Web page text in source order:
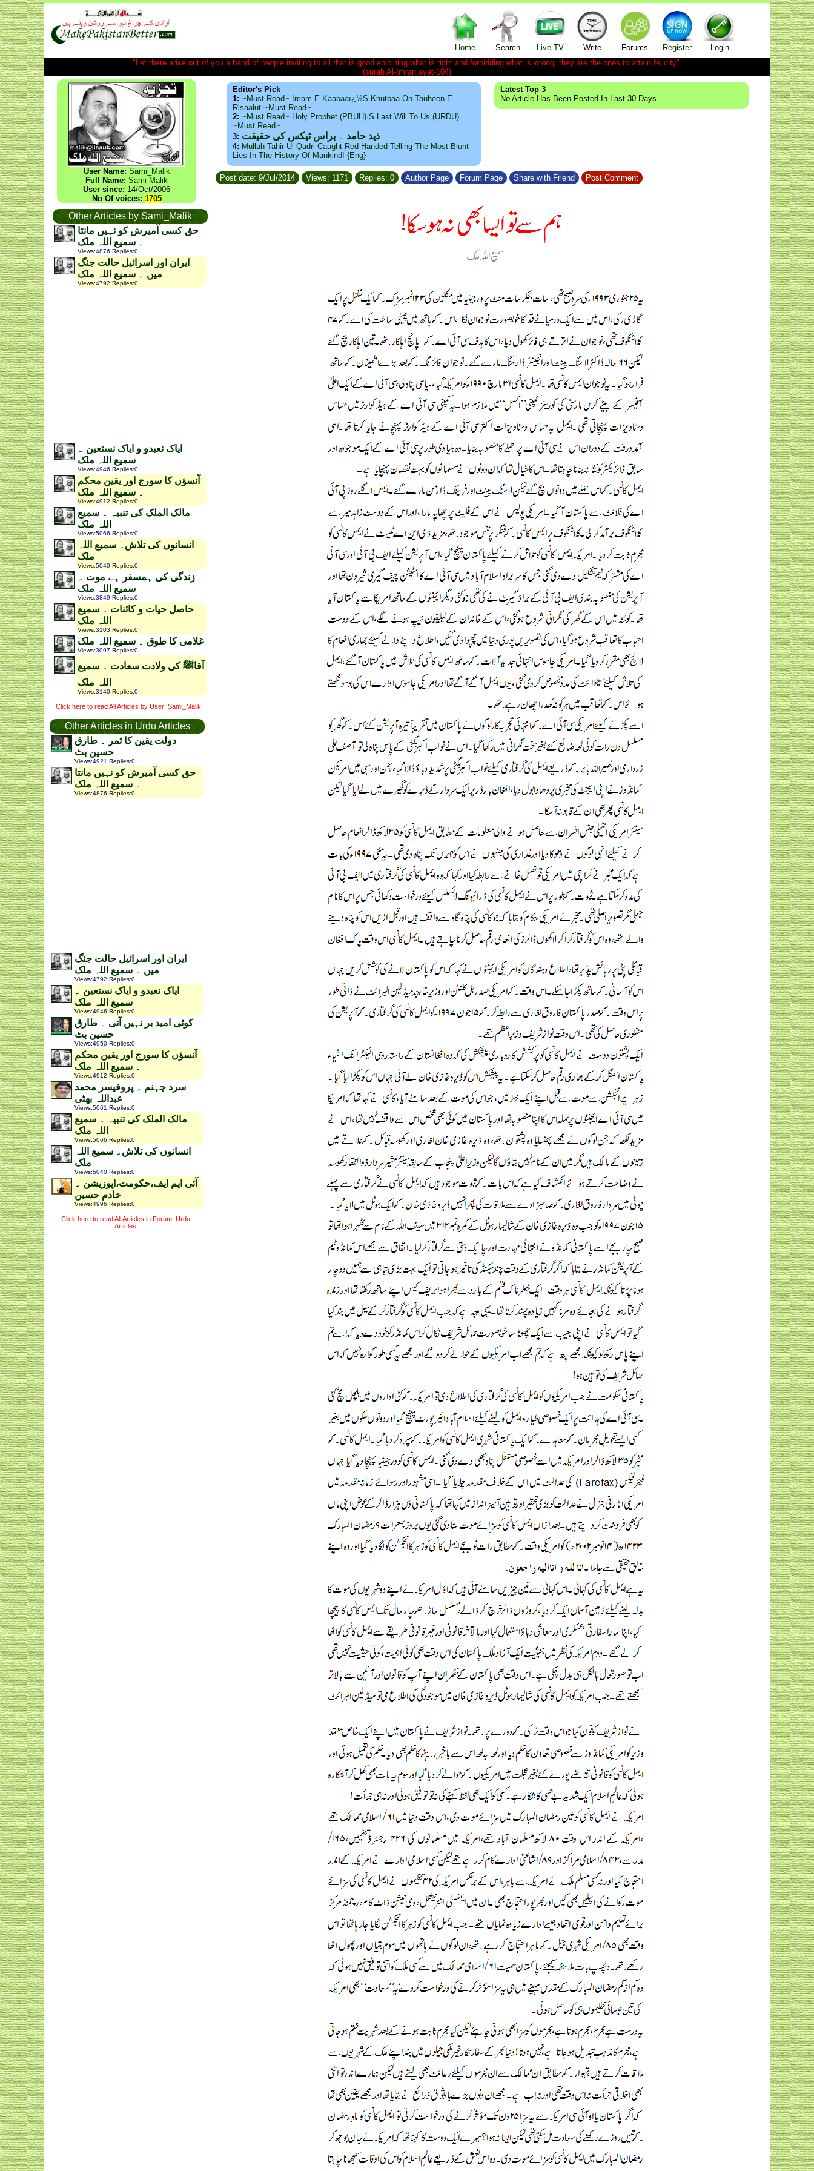
Home Search Live TV Write Forums Register
Login
"Let there arise out of you a band of people inviting to all that is good enjoining what is right and forbidding what is wrong; they are the ones to attain felicity".
(surah Al-Imran,ayat-104)
User Name: Sami_Malik
Full Name: Sami Malik
User since: 14/Oct/2006
No Of voices: 1705
Other Articles by Sami_Malik
حق کسی آمیرش کو نہیں مانتا
۔ سمیع اللہ ملک
Views:4876 Replies:0
ایران اور اسرائیل حالت جنگ
میں ۔ سمیع اللہ ملک
Views:4792 Replies:0
ایاک نعبدو و ایاک نستعین ۔
سمیع اللہ ملک
Views:4946 Replies:0
آنسؤں کا سورج اور یقین محکم
۔ سمیع اللہ ملک
Views:4912 Replies:0
مالک الملک کی تنبیہ ۔ سمیع
اللہ ملک
Views:5066 Replies:0
انسانوں کی تلاش۔ سمیع اللہ
ملک
Views:5040 Replies:0
زندگی کی ہمسفر ہے موت ۔
سمیع اللہ ملک
Views:3849 Replies:0
حاصل حیات و کائنات ۔ سمیع
اللہ ملک
Views:3103 Replies:0
غلامی کا طوق ۔ سمیع اللہ ملک
Views:3097 Replies:0
آقاﷺ کی ولادت سعادت ۔ سمیع
اللہ ملک
Views:3140 Replies:0
Click here to read All Articles by User: Sami_Malik
Other Articles in Urdu Articles
دولت یقین کا ثمر ۔ طارق
حسین بٹ
Views:4921 Replies:0
حق کسی آمیرش کو نہیں مانتا
۔ سمیع اللہ ملک
Views:4876 Replies:0
ایران اور اسرائیل حالت جنگ
میں ۔ سمیع اللہ ملک
Views:4792 Replies:0
ایاک نعبدو و ایاک نستعین ۔
سمیع اللہ ملک
Views:4946 Replies:0
کوئی امید بر نہیں آتی ۔ طارق
حسین بٹ
Views:4950 Replies:0
آنسؤں کا سورج اور یقین محکم
۔ سمیع اللہ ملک
Views:4912 Replies:0
سرد جہنم ۔ پروفیسر محمد
عبداللہ بھٹی
Views:5061 Replies:0
مالک الملک کی تنبیہ ۔ سمیع
اللہ ملک
Views:5066 Replies:0
انسانوں کی تلاش۔ سمیع اللہ
ملک
Views:5040 Replies:0
آئی ایم ایف،حکومت،اپوزیشن ۔
خادم حسین
Views:4996 Replies:0
Click here to read All Articles in Forum: Urdu
Articles
Editor's Pick
1: ~Must Read~ Imam-E-Kaabaaï¿½s Khutbaa On Tauheen-E-
Risaalut ~Must Read~
2: ~Must Read~ Holy Prophet (PBUH)·s Last Will To Us (URDU)
~Must Read~
3: ذید حامد ۔ براس ٹیکس کی حقیقت
4: Mullah Tahir Ul Qadri Caught Red Handed Telling The Most Blunt
Lies In The History Of Mankind! {Eng}
Latest Top 3
No Article Has Been Posted In Last 30 Days
Post date: 9/Jul/2014 Views: 1171 Replies: 0 Author Page Forum Page Share with Friend Post Comment